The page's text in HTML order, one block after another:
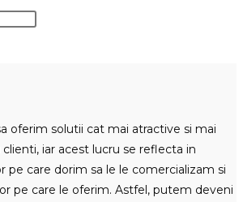
oferim solutii cat mai atractive si mai
iar acest lucru se reflecta in
pe care dorim sa le le comercializam si
pe care le oferim. Astfel, putem deveni